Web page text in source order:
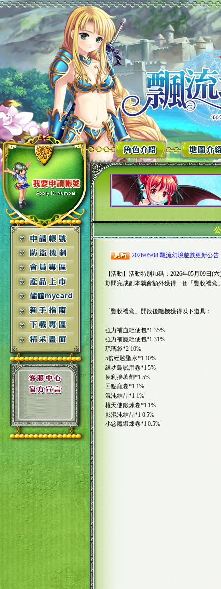
2026/05/08 飄流幻境遊戲更新公告
【活動】活動特別加碼：2026年05月09日(
期間完成副本就會額外獲得一個「豐收禮盒
「豐收禮盒」開啟後隨機獲得以下道具：
強力補血輕便包*1 35%
強力補魔輕便包*1 31%
琉璃袋*2 10%
5倍經驗聖水*1 10%
練功島試用卷*1 5%
便利接著劑*1 5%
回點寵卷*1 1%
混沌結晶*1 1%
權天使鍛煉卷*1 1%
影混沌結晶*1 0.5%
小惡魔鍛煉卷*1 0.5%